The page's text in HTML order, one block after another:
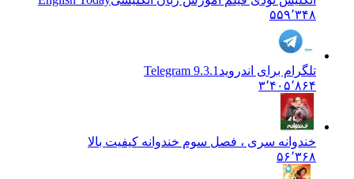
۵۵۹٬۳۴۸
تلگرام برای اندروید Telegram 9.3.1
۳٬۴۰۵٬۸۶۴
خندوانه سری ، فصل سوم خندوانه کیفیت بالا
۵۶٬۳۶۸